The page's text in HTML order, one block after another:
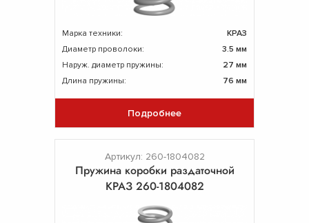
Марка техники:
КРАЗ
Диаметр проволоки:
3.5 мм
Наруж. диаметр пружины:
27 мм
Длина пружины:
76 мм
Подробнее
Артикул: 260-1804082
Пpужина коробки раздаточной
КРАЗ 260-1804082